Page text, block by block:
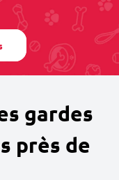
gardes
près de